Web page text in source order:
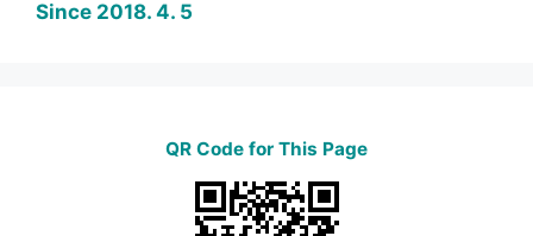
Since 2018. 4. 5
QR Code for This Page